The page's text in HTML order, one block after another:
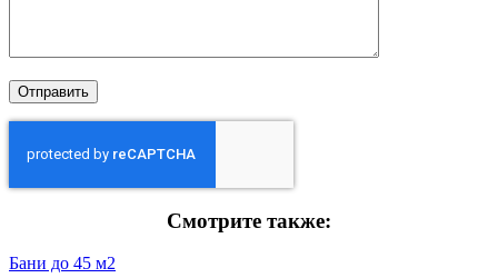
Смотрите также:
Бани до 45 м2